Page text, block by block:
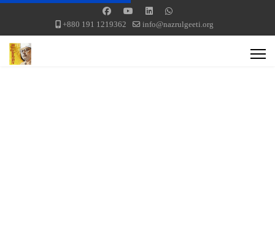
+880 191 1219362 info@nazrulgeeti.org